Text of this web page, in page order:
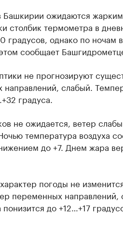
Башкирии ожидаются
столбик термометра в
градусов, однако по ночам
сообщает
не прогнозируют
слабый.
градуса.
не ожидается, ветер
температура воздуха
до +7. Днем жара
погоды не
переменных направлений,
до +12…+17